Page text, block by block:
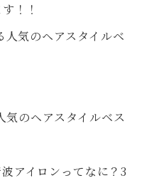
！！
気のヘアスタイルベス